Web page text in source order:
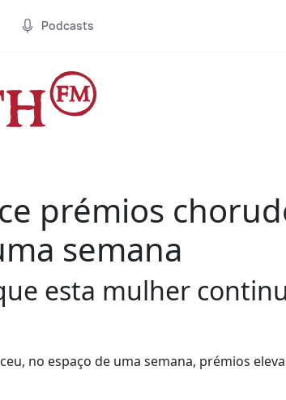
Podcasts
prémios
semana
esta mulher
no espaço de uma semana, prémios